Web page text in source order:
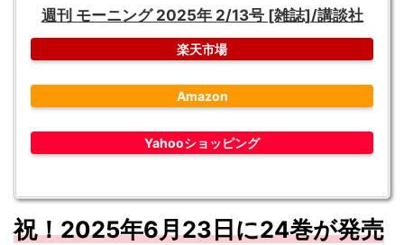
週刊 モーニング 2025年 2/13号 [雑誌]/講談社
楽天市場
Amazon
Yahooショッピング
祝！2025年6月23日に24巻が発売